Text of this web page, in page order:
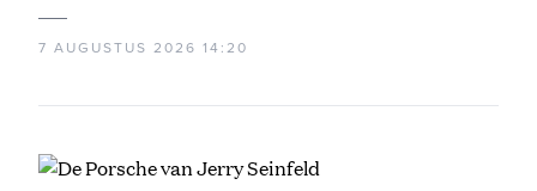
7 AUGUSTUS 2026 14:20